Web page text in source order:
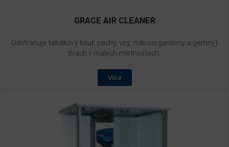
GRACE AIR CLEANER
Odstraňuje tabákový kouř, pachy, viry, mikroorganismy a (jemný)
prach v malých místnostech.
Více